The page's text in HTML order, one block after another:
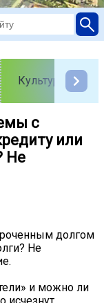
Культура
с
или
Не
долгом
Не
и можно ли